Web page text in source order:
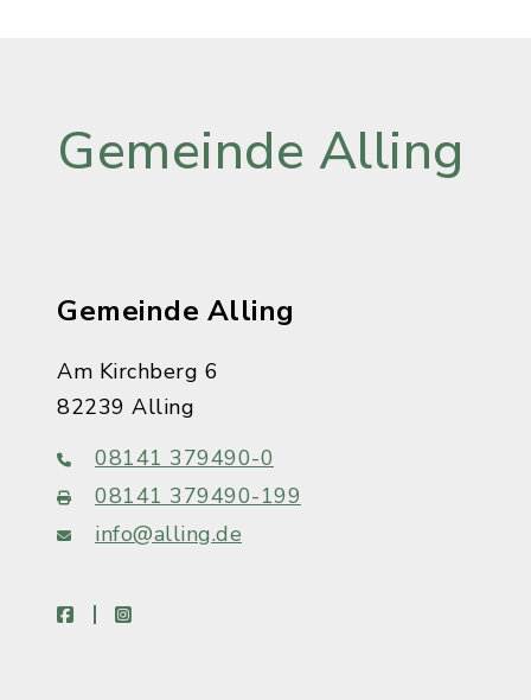
Gemeinde Alling
Gemeinde Alling
Am Kirchberg 6
82239 Alling
08141 379490-0
08141 379490-199
info@alling.de
facebookinstagram